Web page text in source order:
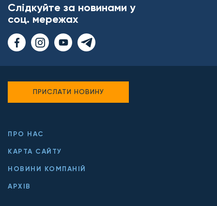
Слідкуйте за новинами у
соц. мережах
ПРО НАС
КАРТА САЙТУ
НОВИНИ КОМПАНІЙ
АРХІВ
ПРИСЛАТИ НОВИНУ